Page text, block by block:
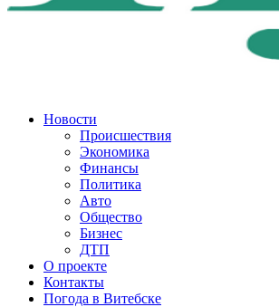
Новости
Происшествия
Экономика
Финансы
Политика
Авто
Общество
Бизнес
ДТП
О проекте
Контакты
Погода в Витебске